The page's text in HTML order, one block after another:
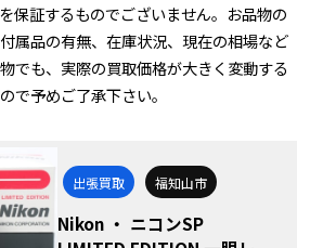
保証するものでございません。お品物の
属品の有無、在庫状況、現在の相場など
でも、実際の買取価格が大きく変動する
で予めご了承下さい。
出張買取 福知山市
Nikon ・ ニコンSP